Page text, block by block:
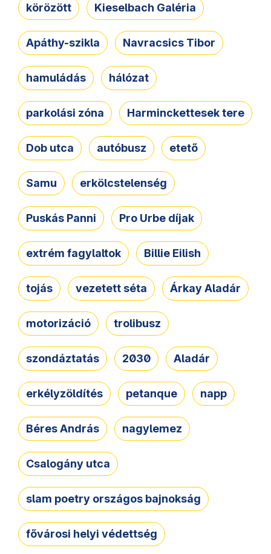
körözött Kieselbach Galéria
Apáthy-szikla Navracsics Tibor
hamuládás hálózat
parkolási zóna Harminckettesek tere
Dob utca autóbusz etető
Samu erkölcstelenség
Puskás Panni Pro Urbe díjak
extrém fagylaltok Billie Eilish
tojás vezetett séta Árkay Aladár
motorizáció trolibusz
szondáztatás 2030 Aladár
erkélyzöldítés petanque napp
Béres András nagylemez
Csalogány utca
slam poetry országos bajnokság
fővárosi helyi védettség